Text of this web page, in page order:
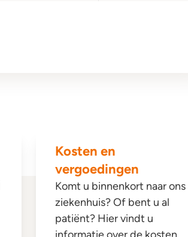
Kosten en
vergoedingen
Komt u binnenkort naar ons
ziekenhuis? Of bent u al
patiënt? Hier vindt u